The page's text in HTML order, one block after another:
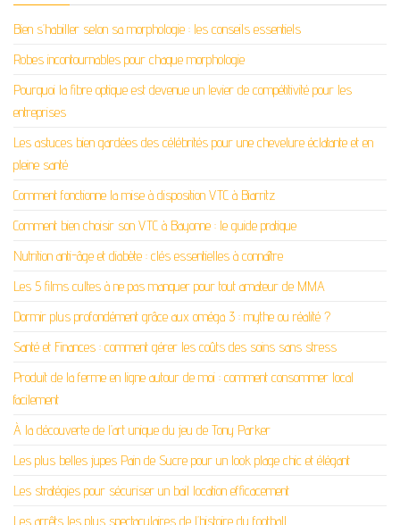
Bien s’habiller selon sa morphologie : les conseils essentiels
Robes incontournables pour chaque morphologie
Pourquoi la fibre optique est devenue un levier de compétitivité pour les
entreprises
Les astuces bien gardées des célébrités pour une chevelure éclatante et en
pleine santé
Comment fonctionne la mise à disposition VTC à Biarritz
Comment bien choisir son VTC à Bayonne : le guide pratique
Nutrition anti-âge et diabète : clés essentielles à connaître
Les 5 films cultes à ne pas manquer pour tout amateur de MMA
Dormir plus profondément grâce aux oméga 3 : mythe ou réalité ?
Santé et Finances : comment gérer les coûts des soins sans stress
Produit de la ferme en ligne autour de moi : comment consommer local
facilement
À la découverte de l’art unique du jeu de Tony Parker
Les plus belles jupes Pain de Sucre pour un look plage chic et élégant
Les stratégies pour sécuriser un bail location efficacement
Les arrêts les plus spectaculaires de l’histoire du football